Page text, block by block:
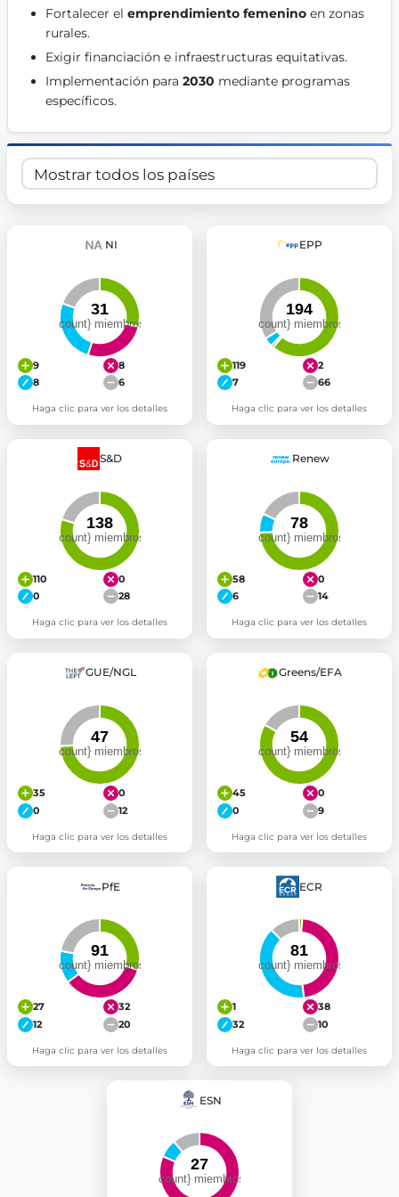
Get Involved
Become a member:Join us to advance digital democracy
Volunteer:
Contribute your skills in technology, design,
Support democracy:Help us strengthen accountability
Fortalecer el emprendimiento femenino en zonas
rurales.
Exigir financiación e infraestructuras equitativas.
Implementación para 2030 mediante programas
específicos.
NI
9
8
8
6
Haga clic para ver los detalles
EPP
119
2
7
66
Haga clic para ver los detalles
S&D
110
0
0
28
Haga clic para ver los detalles
Renew
58
0
6
14
Haga clic para ver los detalles
GUE/NGL
35
0
0
12
Haga clic para ver los detalles
Greens/EFA
45
0
0
9
Haga clic para ver los detalles
PfE
27
32
12
20
Haga clic para ver los detalles
ECR
1
38
32
10
Haga clic para ver los detalles
ESN